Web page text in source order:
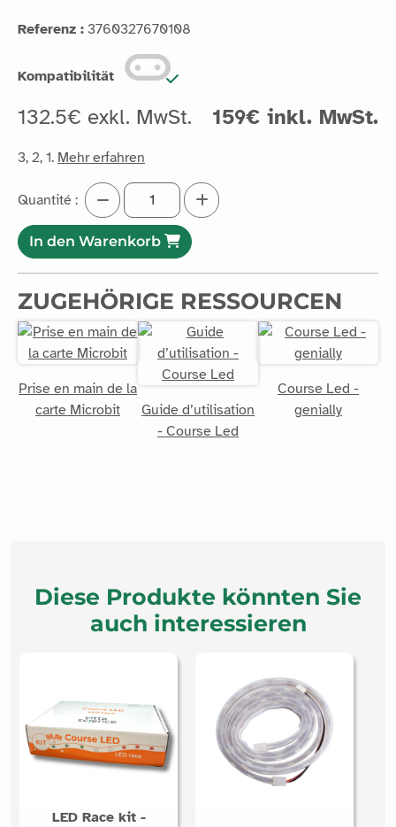
Referenz : 3760327670108
Kompatibilität
132.5€ exkl. MwSt. 159€ inkl. MwSt.
3, 2, 1. Mehr erfahren
Quantité :
In den Warenkorb
ZUGEHÖRIGE RESSOURCEN
Prise en main de la
carte Microbit
Guide d’utilisation
- Course Led
Course Led -
genially
Diese Produkte könnten Sie
auch interessieren
LED Race kit -